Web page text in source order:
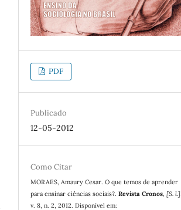
PDF
Publicado
12-05-2012
Como Citar
MORAES, Amaury Cesar. O que temos de aprender
para ensinar ciências sociais?.Revista Cronos ,[S. l.]
v. 8, n. 2, 2012. Disponível em: